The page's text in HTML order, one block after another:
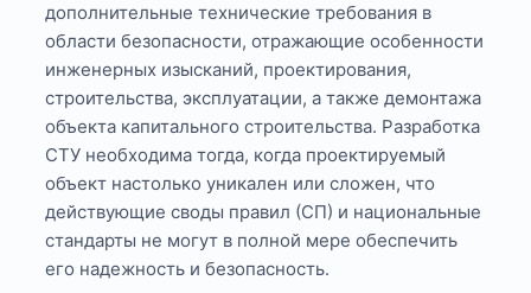
дополнительные технические требования в
области безопасности, отражающие особенности
инженерных изысканий, проектирования,
строительства, эксплуатации, а также демонтажа
объекта капитального строительства. Разработка
СТУ необходима тогда, когда проектируемый
объект настолько уникален или сложен, что
действующие своды правил (СП) и национальные
стандарты не могут в полной мере обеспечить
его надежность и безопасность.